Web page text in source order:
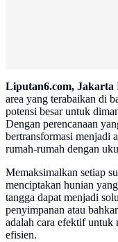
Liputan6.com, Jakarta
area yang terabaikan di
potensi besar untuk
Dengan perencanaan
bertransformasi menjadi
rumah-rumah dengan
Memaksimalkan setiap
menciptakan hunian
tangga dapat menjadi
penyimpanan atau
adalah cara efektif untuk
efisien.